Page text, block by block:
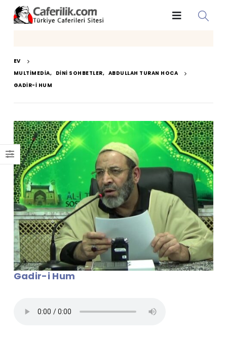
EV
MULTIMEDIA, DINI SOHBETLER, ABDULLAH TURAN HOCA
GADIR-I HUM
Gadir-i Hum